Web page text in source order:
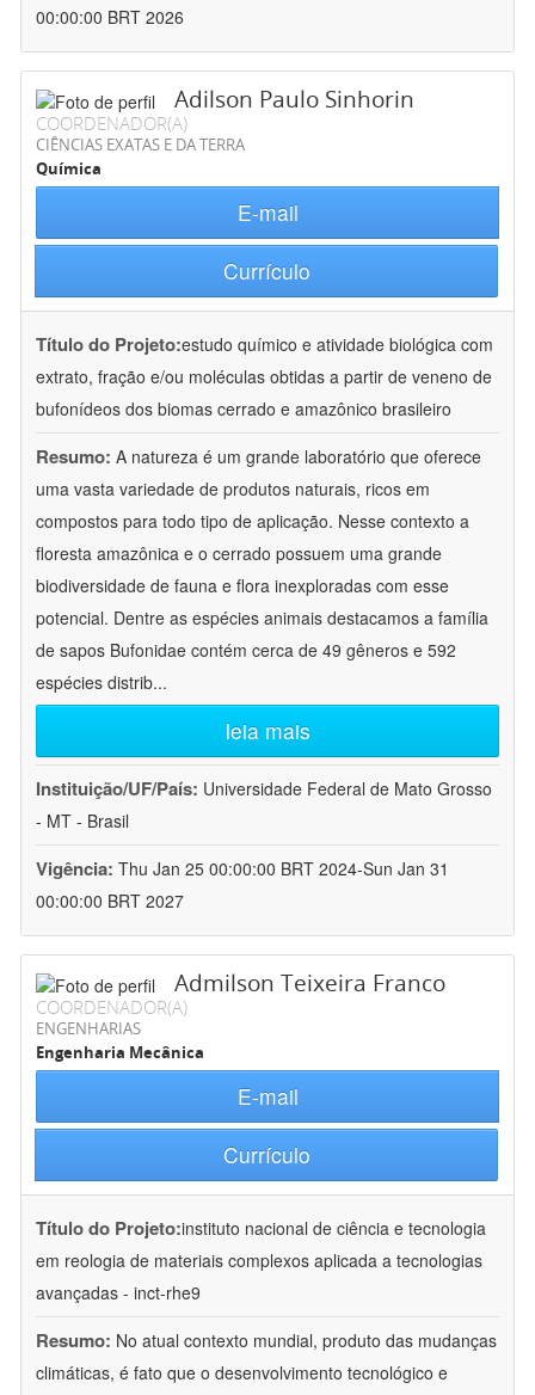
00:00:00 BRT 2026
Adilson Paulo Sinhorin
COORDENADOR(A)
CIÊNCIAS EXATAS E DA TERRA
Química
E-mail
Currículo
Título do Projeto:estudo químico e atividade biológica com
extrato, fração e/ou moléculas obtidas a partir de veneno de
bufonídeos dos biomas cerrado e amazônico brasileiro
Resumo: A natureza é um grande laboratório que oferece
uma vasta variedade de produtos naturais, ricos em
compostos para todo tipo de aplicação. Nesse contexto a
floresta amazônica e o cerrado possuem uma grande
biodiversidade de fauna e flora inexploradas com esse
potencial. Dentre as espécies animais destacamos a família
de sapos Bufonidae contém cerca de 49 gêneros e 592
espécies distrib...
leia mais
Instituição/UF/País: Universidade Federal de Mato Grosso
- MT - Brasil
Vigência: Thu Jan 25 00:00:00 BRT 2024-Sun Jan 31
00:00:00 BRT 2027
Admilson Teixeira Franco
COORDENADOR(A)
ENGENHARIAS
Engenharia Mecânica
E-mail
Currículo
Título do Projeto:instituto nacional de ciência e tecnologia
em reologia de materiais complexos aplicada a tecnologias
avançadas - inct-rhe9
Resumo: No atual contexto mundial, produto das mudanças
climáticas, é fato que o desenvolvimento tecnológico e